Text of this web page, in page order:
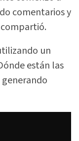
comentarios y
un
están las